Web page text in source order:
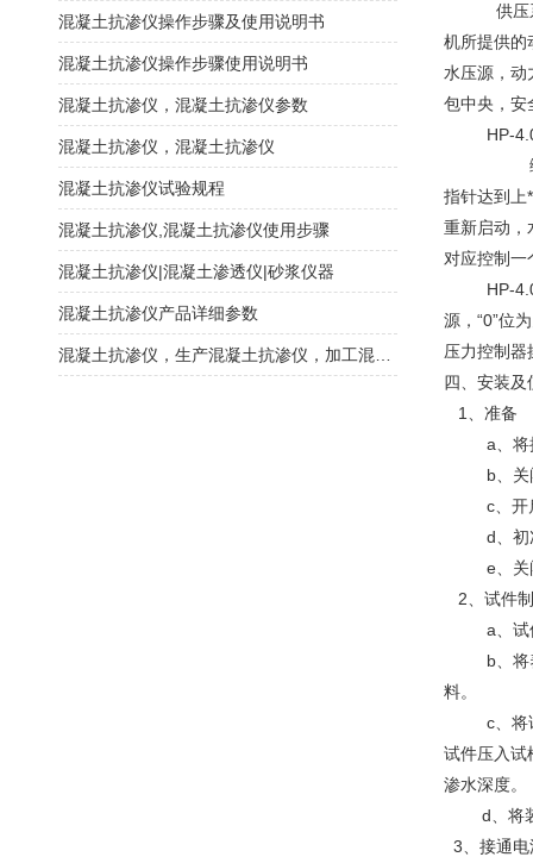
供压系统
机所提供的
水压源，动
包中央，安
HP-4.0型
绿色按钮
指针达到上
重新启动，
对应控制一
HP-4.0型
源，“0”位
压力控制器
四、安装及
1、准备
a、将抗
b、关闭
c、开启
d、初次
e、关
2、试件
a、试件
b、将养
料。
c、将试
试件压入试
渗水深度。
d、将装
3、接通电
混凝土抗渗仪操作步骤及使用说明书
混凝土抗渗仪操作步骤使用说明书
混凝土抗渗仪，混凝土抗渗仪参数
混凝土抗渗仪，混凝土抗渗仪
混凝土抗渗仪试验规程
混凝土抗渗仪,混凝土抗渗仪使用步骤
混凝土抗渗仪|混凝土渗透仪|砂浆仪器
混凝土抗渗仪产品详细参数